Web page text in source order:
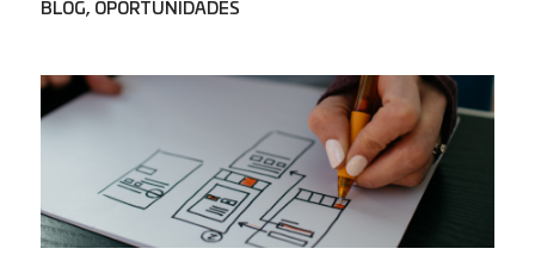
BLOG, OPORTUNIDADES